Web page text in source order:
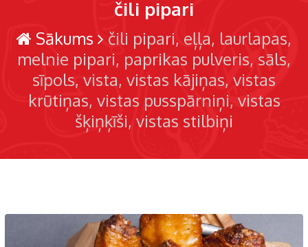
čili pipari
Sākums čili pipari eļļa laurlapas
melnie pipari paprikas pulveris sāls
sīpols vista vistas kājiņas vistas
krūtiņas vistas pusspārniņi vistas
šķiņķīši vistas stilbiņi